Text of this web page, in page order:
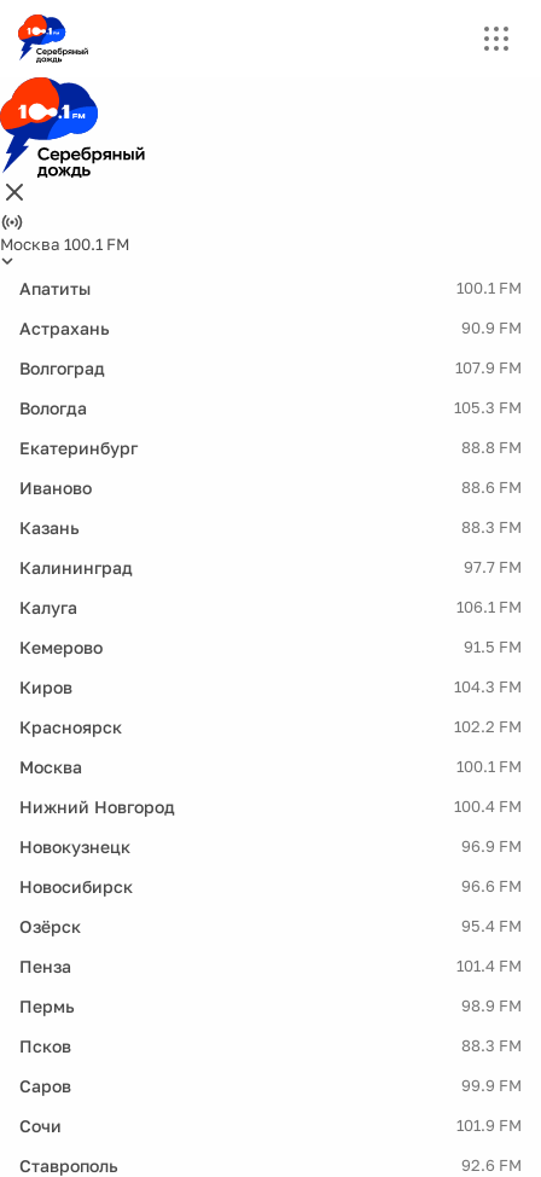
Москва 100.1 FM
Апатиты 100.1 FM
Астрахань 90.9 FM
Волгоград 107.9 FM
Вологда 105.3 FM
Екатеринбург 88.8 FM
Иваново 88.6 FM
Казань 88.3 FM
Калининград 97.7 FM
Калуга 106.1 FM
Кемерово 91.5 FM
Киров 104.3 FM
Красноярск 102.2 FM
Москва 100.1 FM
Нижний Новгород 100.4 FM
Новокузнецк 96.9 FM
Новосибирск 96.6 FM
Озёрск 95.4 FM
Пенза 101.4 FM
Пермь 98.9 FM
Псков 88.3 FM
Саров 99.9 FM
Сочи 101.9 FM
Ставрополь 92.6 FM